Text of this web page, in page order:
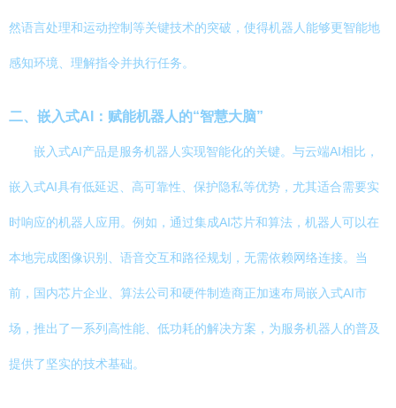
然语言处理和运动控制等关键技术的突破，使得机器人能够更智能地
感知环境、理解指令并执行任务。
二、嵌入式AI：赋能机器人的“智慧大脑”
嵌入式AI产品是服务机器人实现智能化的关键。与云端AI相比，
嵌入式AI具有低延迟、高可靠性、保护隐私等优势，尤其适合需要实
时响应的机器人应用。例如，通过集成AI芯片和算法，机器人可以在
本地完成图像识别、语音交互和路径规划，无需依赖网络连接。当
前，国内芯片企业、算法公司和硬件制造商正加速布局嵌入式AI市
场，推出了一系列高性能、低功耗的解决方案，为服务机器人的普及
提供了坚实的技术基础。